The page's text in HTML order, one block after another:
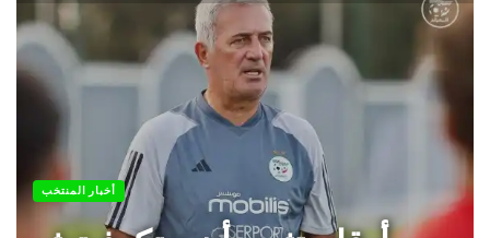
أخبار المنتخب